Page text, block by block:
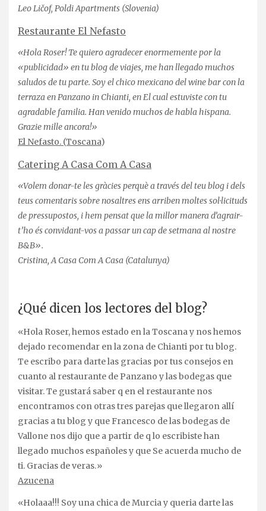
Leo Ličof, Poldi Apartments (Slovenia)
Restaurante El Nefasto
«Hola Roser! Te quiero agradecer enormemente por la
«publicidad» en tu blog de viajes, me han llegado muchos
saludos de tu parte. Soy el chico mexicano del wine bar con la
terraza en Panzano in Chianti, en El cual estuviste con tu
agradable familia. Han venido muchos de habla hispana.
Grazie mille ancora!»
El Nefasto. (Toscana)
Catering A Casa Com A Casa
«Volem donar-te les gràcies perquè a través del teu blog i dels
teus comentaris sobre nosaltres ens arriben moltes sol·licituds
de pressupostos, i hem pensat que la millor manera d’agrair-
t’ho és convidant-vos a passar un cap de setmana al nostre
B&B».
Cristina, A Casa Com A Casa (Catalunya)
¿Qué dicen los lectores del blog?
«Hola Roser, hemos estado en la Toscana y nos hemos
dejado recomendar en la zona de Chianti por tu blog.
Te escribo para darte las gracias por tus consejos en
cuanto al restaurante de Panzano y las bodegas que
visitar. Te gustará saber q en el restaurante nos
encontramos con otras tres parejas que llegaron allí
gracias a tu blog y que Francesco de las bodegas de
Vallone nos dijo que a partir de q lo escribiste han
llegado muchos españoles y que Se acuerda mucho de
ti. Gracias de veras.»
Azucena
«Holaaa!!! Soy una chica de Murcia y queria darte las